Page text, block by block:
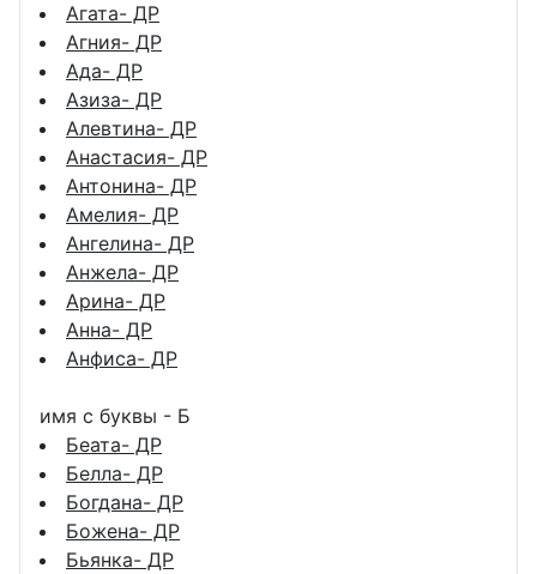
Агата- ДР
Агния- ДР
Ада- ДР
Азиза- ДР
Алевтина- ДР
Анастасия- ДР
Антонина- ДР
Амелия- ДР
Ангелина- ДР
Анжела- ДР
Арина- ДР
Анна- ДР
Анфиса- ДР
имя с буквы - Б
Беата- ДР
Белла- ДР
Богдана- ДР
Божена- ДР
Бьянка- ДР